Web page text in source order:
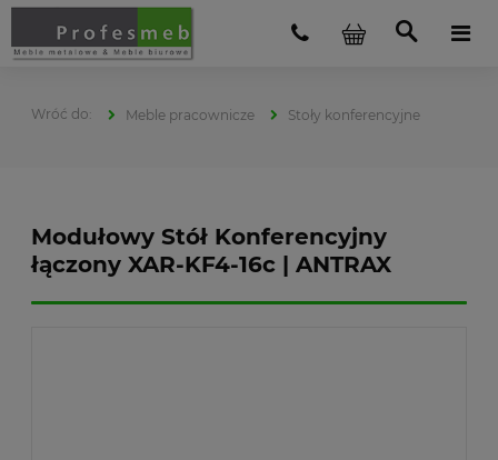
Meble pracownicze Stoły konferencyjne
Modułowy Stół Konferencyjny
łączony XAR-KF4-16c | ANTRAX